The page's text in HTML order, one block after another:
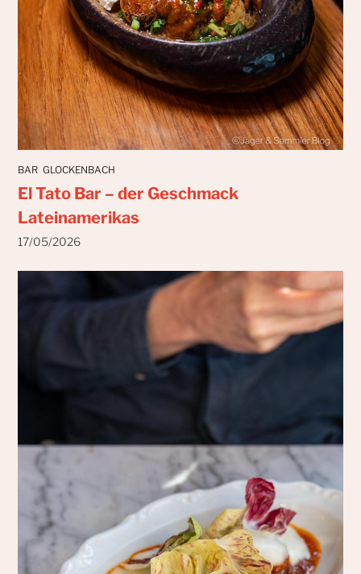
BAR GLOCKENBACH
El Tato Bar – der Geschmack
Lateinamerikas
17/05/2026